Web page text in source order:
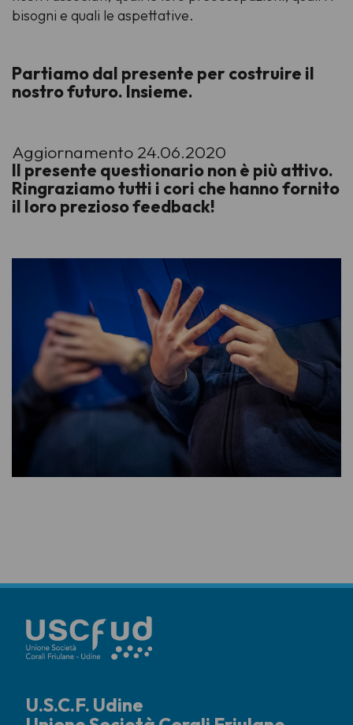
bisogni e quali le aspettative.
Partiamo dal presente per costruire il
nostro futuro. Insieme.
Aggiornamento 24.06.2020
Il presente questionario non è più attivo.
Ringraziamo tutti i cori che hanno fornito
il loro prezioso feedback!
U.S.C.F. Udine